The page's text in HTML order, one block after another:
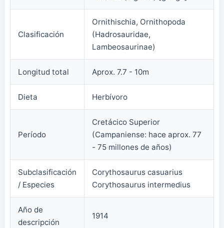
Clasificación
Ornithischia, Ornithopoda
(Hadrosauridae,
Lambeosaurinae)
Longitud total Aprox. 7.7 - 10m
Dieta Herbívoro
Período
Cretácico Superior
(Campaniense: hace aprox. 77
- 75 millones de años)
Subclasificación
/ Especies
Corythosaurus casuarius
Corythosaurus intermedius
Año de
descripción
1914